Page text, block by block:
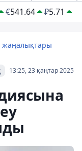
€541.64 ₽5.71
жаңалықтары
13:25, 23 қаңтар 2025